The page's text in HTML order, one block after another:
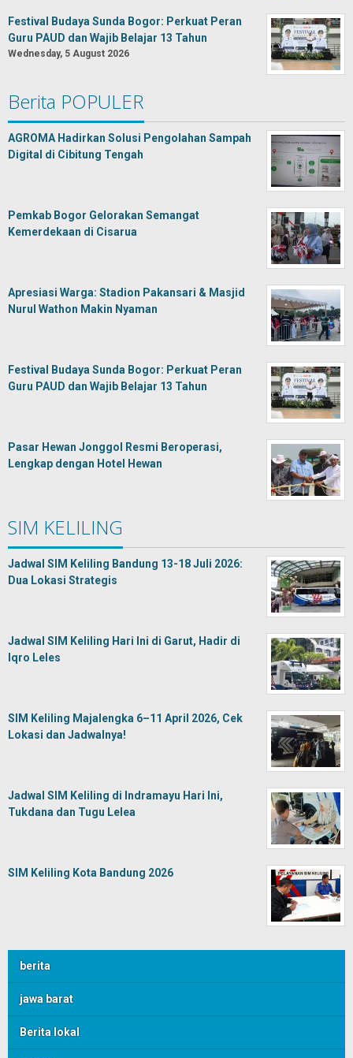
Festival Budaya Sunda Bogor: Perkuat Peran
Guru PAUD dan Wajib Belajar 13 Tahun
Wednesday, 5 August 2026
Berita POPULER
AGROMA Hadirkan Solusi Pengolahan Sampah
Digital di Cibitung Tengah
Pemkab Bogor Gelorakan Semangat
Kemerdekaan di Cisarua
Apresiasi Warga: Stadion Pakansari & Masjid
Nurul Wathon Makin Nyaman
Festival Budaya Sunda Bogor: Perkuat Peran
Guru PAUD dan Wajib Belajar 13 Tahun
Pasar Hewan Jonggol Resmi Beroperasi,
Lengkap dengan Hotel Hewan
SIM KELILING
Jadwal SIM Keliling Bandung 13-18 Juli 2026:
Dua Lokasi Strategis
Jadwal SIM Keliling Hari Ini di Garut, Hadir di
Iqro Leles
SIM Keliling Majalengka 6–11 April 2026, Cek
Lokasi dan Jadwalnya!
Jadwal SIM Keliling di Indramayu Hari Ini,
Tukdana dan Tugu Lelea
SIM Keliling Kota Bandung 2026
berita
jawa barat
Berita lokal